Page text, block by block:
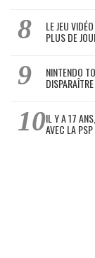
LE JEU
PLUS DE
NINTENDO
IL Y A 17
AVEC LA